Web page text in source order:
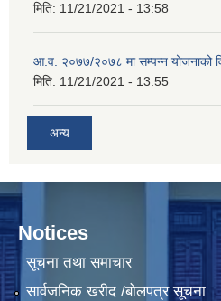
मिति: 11/21/2021 - 13:58
आ.व. २०७७/२०७८ मा सम्पन्न योजनाको
मिति: 11/21/2021 - 13:55
अन्य
Notices
सूचना तथा समाचार
सार्वजनिक खरीद /बोलपत्र सूचना